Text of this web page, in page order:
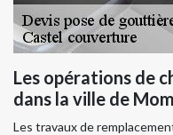
Les opérations de
dans la ville de
Les travaux de